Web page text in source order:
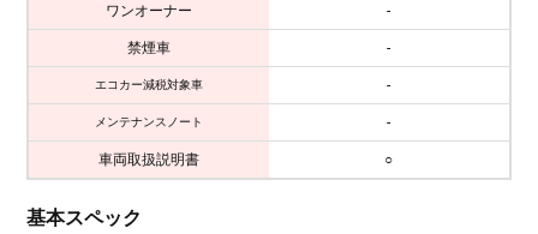
ワンオーナー -
禁煙車 -
エコカー減税対象車 -
メンテナンスノート -
車両取扱説明書 ○
基本スペック